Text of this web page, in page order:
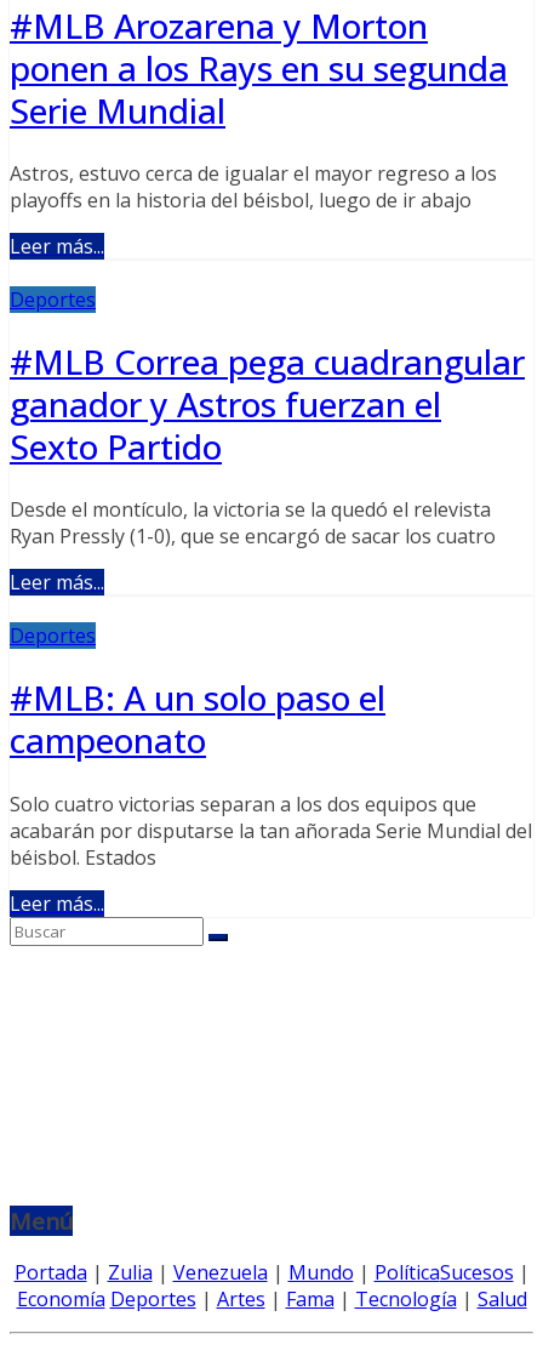
#MLB Arozarena y Morton
ponen a los Rays en su segunda
Serie Mundial
Astros, estuvo cerca de igualar el mayor regreso a los
playoffs en la historia del béisbol, luego de ir abajo
Leer más...
Deportes
#MLB Correa pega cuadrangular
ganador y Astros fuerzan el
Sexto Partido
Desde el montículo, la victoria se la quedó el relevista
Ryan Pressly (1-0), que se encargó de sacar los cuatro
Leer más...
Deportes
#MLB: A un solo paso el
campeonato
Solo cuatro victorias separan a los dos equipos que
acabarán por disputarse la tan añorada Serie Mundial del
béisbol. Estados
Leer más...
Menú
Portada | Zulia | Venezuela | Mundo | PolíticaSucesos |
Economía Deportes | Artes | Fama | Tecnología | Salud